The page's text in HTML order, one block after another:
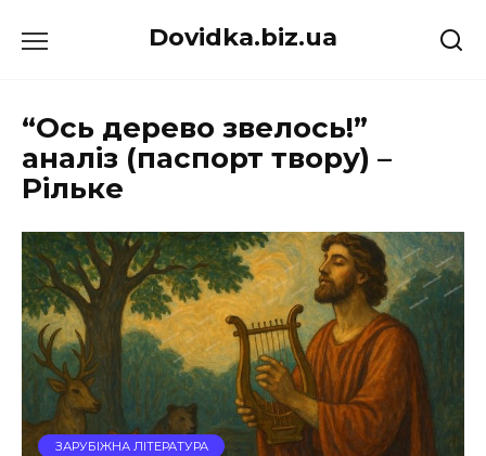
до
Dovidka.biz.ua
“Ось дерево звелось!”
аналіз (паспорт твору) –
Рільке
ЗАРУБІЖНА ЛІТЕРАТУРА